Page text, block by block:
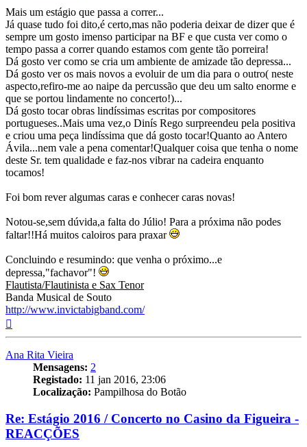
Mais um estágio que passa a correr...
Já quase tudo foi dito,é certo,mas não poderia deixar de dizer que é
sempre um gosto imenso participar na BF e que custa ver como o
tempo passa a correr quando estamos com gente tão porreira!
Dá gosto ver como se cria um ambiente de amizade tão depressa...
Dá gosto ver os mais novos a evoluir de um dia para o outro( neste
aspecto,refiro-me ao naipe da percussão que deu um salto enorme e
que se portou lindamente no concerto!)...
Dá gosto tocar obras lindíssimas escritas por compositores
portugueses..Mais uma vez,o Dinís Rego surpreendeu pela positiva
e criou uma peça lindíssima que dá gosto tocar!Quanto ao Antero
Ávila...nem vale a pena comentar!Qualquer coisa que tenha o nome
deste Sr. tem qualidade e faz-nos vibrar na cadeira enquanto
tocamos!
Foi bom rever algumas caras e conhecer caras novas!
Notou-se,sem dúvida,a falta do Júlio! Para a próxima não podes
faltar!!Há muitos caloiros para praxar
Concluindo e resumindo: que venha o próximo...e
depressa,"fachavor"!
Flautista/Flautinista e Sax Tenor
Banda Musical de Souto
http://www.invictabigband.com/
Ana Rita Vieira
Mensagens: 2
Registado: 11 jan 2016, 23:06
Localização: Pampilhosa do Botão
Re: Estágio 2016 / Concerto no Casino da Figueira -
REACÇÕES